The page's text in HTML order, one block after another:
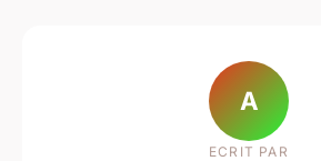
A
ECRIT PAR